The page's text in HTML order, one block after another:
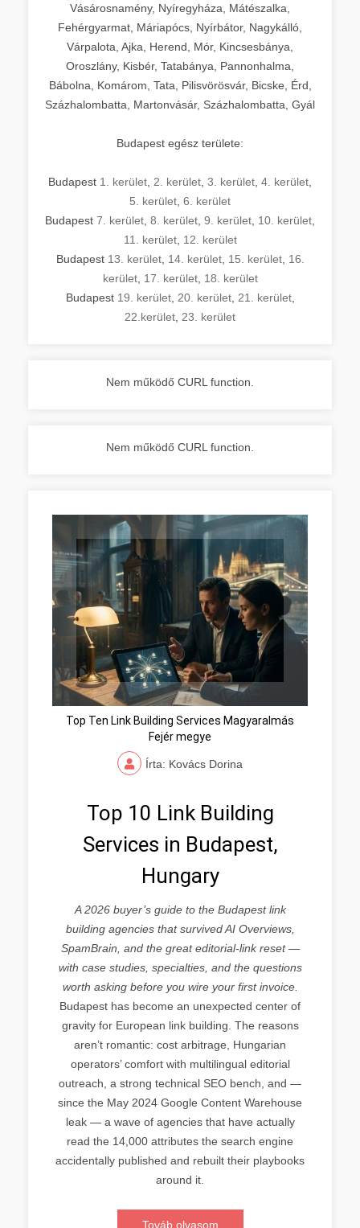
Vásárosnamény, Nyíregyháza, Mátészalka,
Fehérgyarmat, Máriapócs, Nyírbátor, Nagykálló,
Várpalota, Ajka, Herend, Mór, Kincsesbánya,
Oroszlány, Kisbér, Tatabánya, Pannonhalma,
Bábolna, Komárom, Tata, Pilisvörösvár, Bicske, Érd,
Százhalombatta, Martonvásár, Százhalombatta, Gyál
Budapest egész területe:
Budapest 1. kerület 2. kerület 3. kerület 4. kerület
5. kerület 6. kerület
Budapest 7. kerület 8. kerület 9. kerület 10. kerület
11. kerület, 12. kerület
Budapest 13. kerület, 14. kerület, 15. kerület, 16.
kerület, 17. kerület, 18. kerület
Budapest 19. kerület, 20. kerület, 21. kerület,
22.kerület 23. kerület
Nem működő CURL function.
Nem működő CURL function.
Top Ten Link Building Services Magyaralmás
Fejér megye
Írta: Kovács Dorina
Top 10 Link Building
Services in Budapest,
Hungary
A 2026 buyer’s guide to the Budapest link
building agencies that survived AI Overviews,
SpamBrain, and the great editorial-link reset —
with case studies, specialties, and the questions
worth asking before you wire your first invoice.
Budapest has become an unexpected center of
gravity for European link building. The reasons
aren’t romantic: cost arbitrage, Hungarian
operators’ comfort with multilingual editorial
outreach, a strong technical SEO bench, and —
since the May 2024 Google Content Warehouse
leak — a wave of agencies that have actually
read the 14,000 attributes the search engine
accidentally published and rebuilt their playbooks
around it.
Továb olvasom